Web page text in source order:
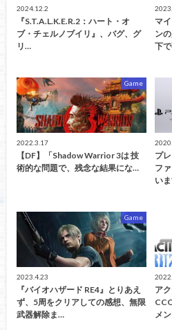
2024.12.2
『S.T.A.L.K.E.R.2：ハート・オ
ブ・チェルノブイリ』、バグ、グ
リ…
マ
ン
下
Game
2022.3.17
【DF】「Shadow Warrior 3は 技
術的な問題で、残念な結果にな…
プ
フ
いま
Game
2023.4.23
『バイオハザード RE4』とりあえ
ず、5周をクリアしての感想、無限
武器解除ま…
ア
メ